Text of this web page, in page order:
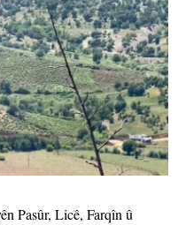
Pasûr, Licê, Farqîn û